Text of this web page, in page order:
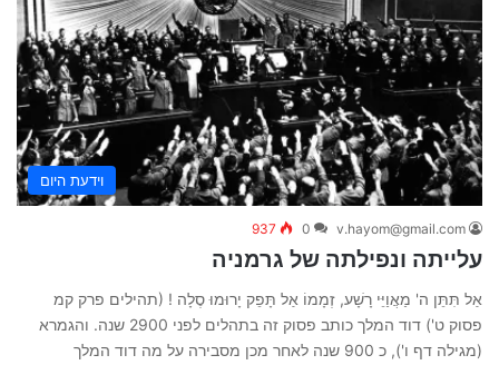
וידעת היום
v.hayom@gmail.com
0
937
עלייתה ונפילתה של גרמניה
אַל תִּתֵּן ה' מַאֲוַיֵּי רָשָׁע, זְמָמוֹ אַל תָּפֵק יָרוּמוּ סֶלָה ! (תהילים פרק קמ
פסוק ט') דוד המלך כותב פסוק זה בתהלים לפני 2900 שנה. והגמרא
(מגילה דף ו'), כ 900 שנה לאחר מכן מסבירה על מה דוד המלך